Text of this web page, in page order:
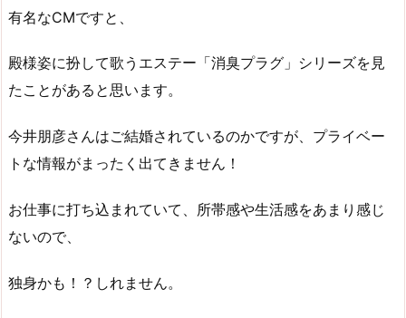
有名なCMですと、
殿様姿に扮して歌うエステー「消臭プラグ」シリーズを見
たことがあると思います。
今井朋彦さんはご結婚されているのかですが、プライベー
トな情報がまったく出てきません！
お仕事に打ち込まれていて、所帯感や生活感をあまり感じ
ないので、
独身かも！？しれません。